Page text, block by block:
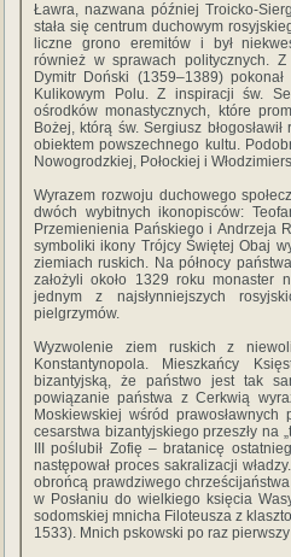
Ławra, nazwana później Troicko-
stała się centrum duchowym
liczne grono eremitów i był
również w sprawach politycznych. Z
Dymitr Doński (1359–1389)
Kulikowym Polu. Z inspiracji św.
ośrodków monastycznych, które
Bożej, którą św. Sergiusz
obiektem powszechnego kultu.
Nowogrodzkiej, Połockiej i
Wyrazem rozwoju duchowego
dwóch wybitnych ikonopisców:
Przemienienia Pańskiego i Andrzeja
symboliki ikony Trójcy Świętej Obaj
ziemiach ruskich. Na północy
założyli około 1329 roku monaster
jednym z najsłynniejszych
pielgrzymów.
Wyzwolenie ziem ruskich z
Konstantynopola. Mieszkańcy
bizantyjską, że państwo jest tak
powiązanie państwa z Cerkwią
Moskiewskiej wśród
cesarstwa bizantyjskiego przeszły na
III poślubił Zofię – bratanicę
następował proces sakralizacji
obrońcą prawdziwego
w Posłaniu do wielkiego księcia
sodomskiej mnicha Filoteusza z
1533). Mnich pskowski po raz